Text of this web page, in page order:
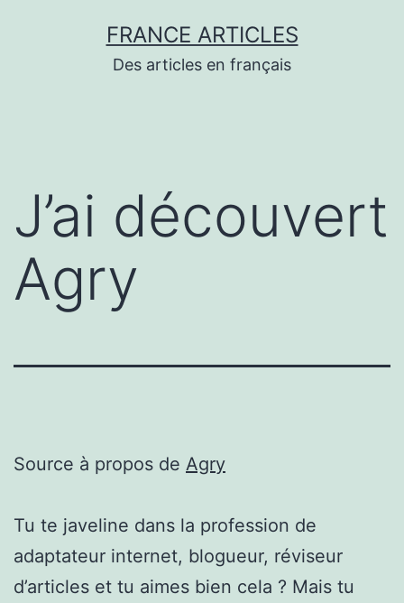
FRANCE ARTICLES
Des articles en français
J’ai découvert
Agry
Source à propos de Agry
Tu te javeline dans la profession de
adaptateur internet, blogueur, réviseur
d’articles et tu aimes bien cela ? Mais tu